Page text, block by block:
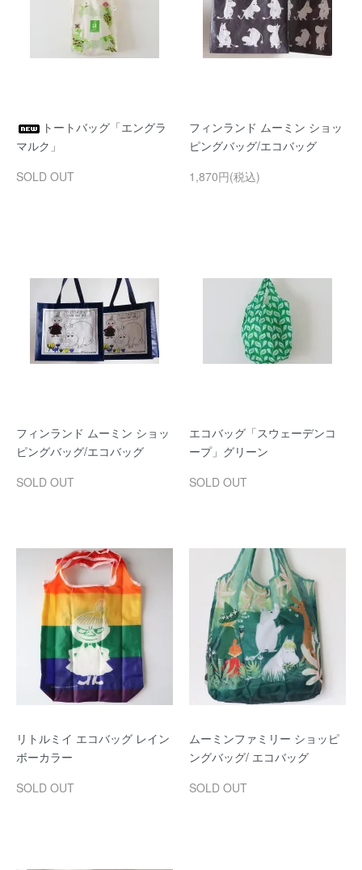
トートバッグ「エングラ
マルク」
SOLD OUT
フィンランド ムーミン ショッ
ピングバッグ/エコバッグ
1,870円(税込)
フィンランド ムーミン ショッ
ピングバッグ/エコバッグ
SOLD OUT
エコバッグ「スウェーデンコ
ープ」グリーン
SOLD OUT
リトルミイ エコバッグ レイン
ボーカラー
SOLD OUT
ムーミンファミリー ショッピ
ングバッグ/ エコバッグ
SOLD OUT